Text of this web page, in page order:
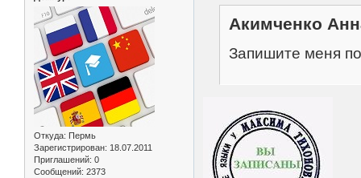
Откуда: Пермь
Зарегистрирован: 18.07.2011
Приглашений: 0
Сообщений: 2373
Акимченко
Запишите меня